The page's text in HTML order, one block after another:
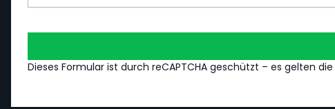
Dieses Formular ist durch reCAPTCHA geschützt – es gelten die